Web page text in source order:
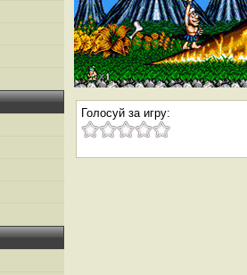
Голосуй за игру: